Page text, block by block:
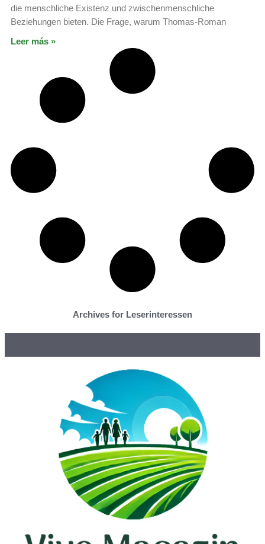
die menschliche Existenz und zwischenmenschliche
Beziehungen bieten. Die Frage, warum Thomas-Roman
Leer más »
Archives for Leserinteressen